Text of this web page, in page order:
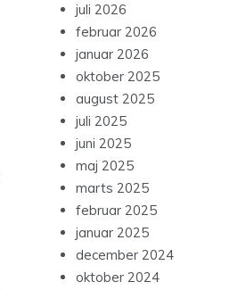
juli 2026
februar 2026
januar 2026
oktober 2025
august 2025
juli 2025
juni 2025
maj 2025
marts 2025
februar 2025
januar 2025
december 2024
oktober 2024